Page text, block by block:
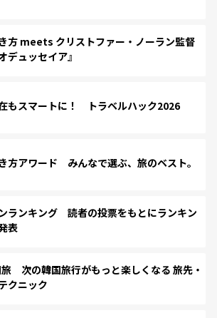
方 meets クリストファー・ノーラン監督
デュッセイア』
もスマートに！ トラベルハック2026
方アワード みんなで選ぶ、旅のベスト。
ランキング 読者の投票をもとにランキン
表
次の韓国旅行がもっと楽しくなる 旅先・
クニック